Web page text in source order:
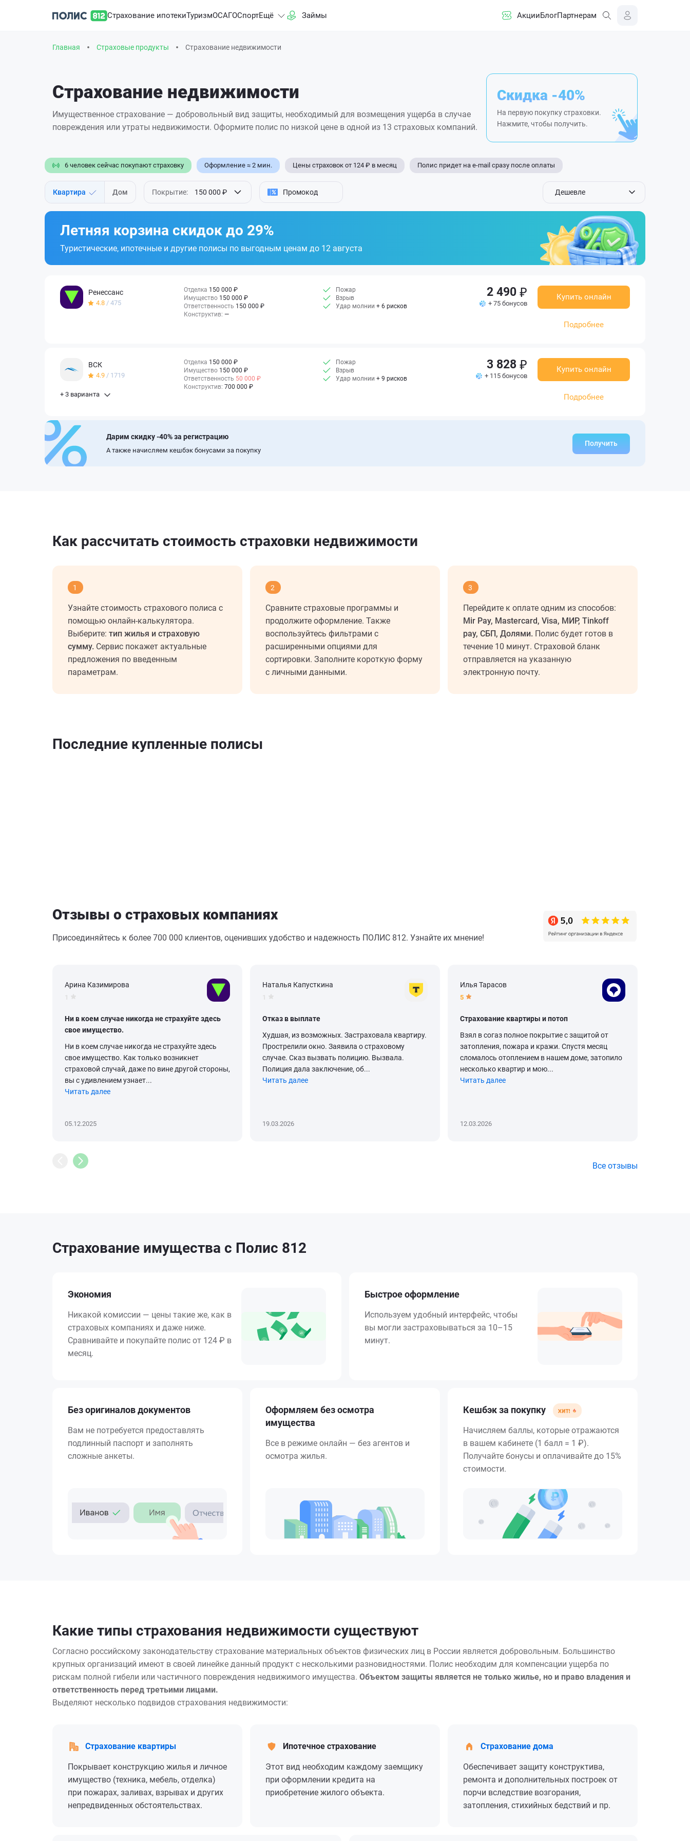
Страхование ипотекиТуризмОСАГОСпортЕщё Займы АкцииБлогПартнерам
Главная Страховые продукты Страхование недвижимости
Страхование недвижимости
Имущественное страхование — добровольный вид защиты, необходимый для возмещения ущерба в случае
повреждения или утраты недвижимости. Оформите полис по низкой цене в одной из 13 страховых компаний.
Скидка -40%
На первую покупку страховки.
Нажмите, чтобы получить.
6 человек сейчас покупают страховку Оформление ≈ 2 мин. Цены страховок от 124 ₽ в месяц Полис придет на e-mail сразу после оплаты
Квартира Дом Покрытие: 150 000 ₽ Промокод Дешевле
Летняя корзина скидок до 29%
Туристические, ипотечные и другие полисы по выгодным ценам до 12 августа
Ренессанс
4.8 / 475
Отделка 150 000 ₽
Имущество 150 000 ₽
Ответственность 150 000 ₽
Конструктив: —
Пожар
Взрыв
Удар молнии
+ 6 рисков
2 490
+ 75 бонусов
Купить онлайн
Подробнее
ВСК
4.9 / 1719
+ 3 варианта
Отделка 150 000 ₽
Имущество 150 000 ₽
Ответственность 50 000 ₽
Конструктив: 700 000 ₽
Пожар
Взрыв
Удар молнии
+ 9 рисков
3 828
+ 115 бонусов
Купить онлайн
Подробнее
Дарим скидку -40% за регистрацию
А также начисляем кешбэк бонусами за покупку
Получить
Как рассчитать стоимость страховки недвижимости
1
Узнайте стоимость страхового полиса с
помощью онлайн-калькулятора.
Выберите: тип жилья и страховую
сумму. Сервис покажет актуальные
предложения по введенным
параметрам.
2
Сравните страховые программы и
продолжите оформление. Также
воспользуйтесь фильтрами с
расширенными опциями для
сортировки. Заполните короткую форму
с личными данными.
3
Перейдите к оплате одним из способов:
Mir Pay, Mastercard, Visa, МИР, Tinkoff
pay, СБП, Долями. Полис будет готов в
течение 10 минут. Страховой бланк
отправляется на указанную
электронную почту.
Последние купленные полисы
Отзывы о страховых компаниях
Присоединяйтесь к более 700 000 клиентов, оценивших удобство и надежность ПОЛИС 812. Узнайте их мнение!
Арина Казимирова
1
Ни в коем случае никогда не страхуйте здесь
свое имущество.
Ни в коем случае никогда не страхуйте здесь
свое имущество. Как только возникнет
страховой случай, даже по вине другой стороны,
вы с удивлением узнает...
Читать далее
05.12.2025
Наталья Капусткина
1
Отказ в выплате
Худшая, из возможных. Застраховала квартиру.
Прострелили окно. Заявила о страховому
случае. Сказ вызвать полицию. Вызвала.
Полиция дала заключение, об...
Читать далее
19.03.2026
Илья Тарасов
5
Страхование квартиры и потоп
Взял в согаз полное покрытие с защитой от
затопления, пожара и кражи. Спустя месяц
сломалось отоплением в нашем доме, затопило
несколько квартир и мою...
Читать далее
12.03.2026
Все отзывы
Страхование имущества с Полис 812
Экономия
Никакой комиссии — цены такие же, как в
страховых компаниях и даже ниже.
Сравнивайте и покупайте полис от 124 ₽ в
месяц.
Быстрое оформление
Используем удобный интерфейс, чтобы
вы могли застраховываться за 10–15
минут.
Без оригиналов документов
Вам не потребуется предоставлять
подлинный паспорт и заполнять
сложные анкеты.
Оформляем без осмотра
имущества
Все в режиме онлайн — без агентов и
осмотра жилья.
Кешбэк за покупку
Начисляем баллы, которые отражаются
в вашем кабинете (1 балл = 1 ₽).
Получайте бонусы и оплачивайте до 15%
стоимости.
Какие типы страхования недвижимости существуют
Согласно российскому законодательству страхование материальных объектов физических лиц в России является добровольным. Большинство
крупных организаций имеют в своей линейке данный продукт с несколькими разновидностями. Полис необходим для компенсации ущерба по
рискам полной гибели или частичного повреждения недвижимого имущества. Объектом защиты является не только жилье, но и право владения и
ответственность перед третьими лицами.
Выделяют несколько подвидов страхования недвижимости:
Страхование квартиры
Покрывает конструкцию жилья и личное
имущество (техника, мебель, отделка)
при пожарах, заливах, взрывах и других
непредвиденных обстоятельствах.
Ипотечное страхование
Этот вид необходим каждому заемщику
при оформлении кредита на
приобретение жилого объекта.
Страхование дома
Обеспечивает защиту конструктива,
ремонта и дополнительных построек от
порчи вследствие возгорания,
затопления, стихийных бедствий и пр.